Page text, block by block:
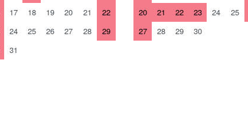
17 18 19 20 21
22
24 25 26 27 28
29
31
20
21 22 23 24 25
27
28 29 30